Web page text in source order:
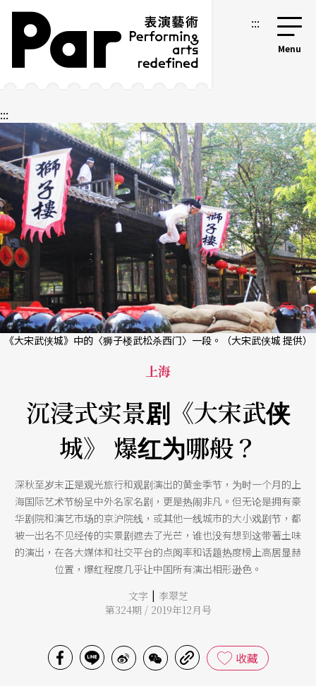
跳到主要内容区块
网站导览 :::
:::
《大宋武侠城》中的〈狮子楼武松杀西门〉一段。（大宋武侠城 提供）
上海
沉浸式实景剧《大宋武侠
城》 爆红为哪般？
深秋至岁末正是观光旅行和观剧演出的黄金季节，为时一个月的上
海国际艺术节纷呈中外名家名剧，更是热闹非凡。但无论是拥有豪
华剧院和演艺市场的京沪院线，或其他一线城市的大小戏剧节，都
被一出名不见经传的实景剧遮去了光芒，谁也没有想到这带著土味
的演出，在各大媒体和社交平台的点阅率和话题热度榜上高居显赫
位置，爆红程度几乎让中国所有演出相形逊色。
文字 | 李翠芝
第324期 / 2019年12月号
收藏